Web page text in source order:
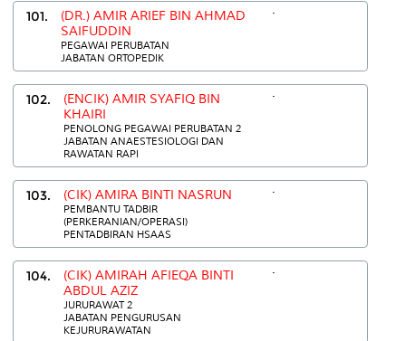
101.
(DR.) AMIR ARIEF BIN AHMAD
SAIFUDDIN
PEGAWAI PERUBATAN
JABATAN ORTOPEDIK
.
102.
(ENCIK) AMIR SYAFIQ BIN
KHAIRI
PENOLONG PEGAWAI PERUBATAN 2
JABATAN ANAESTESIOLOGI DAN
RAWATAN RAPI
.
103. (CIK) AMIRA BINTI NASRUN
PEMBANTU TADBIR
(PERKERANIAN/OPERASI)
PENTADBIRAN HSAAS
.
104.
(CIK) AMIRAH AFIEQA BINTI
ABDUL AZIZ
JURURAWAT 2
JABATAN PENGURUSAN
KEJURURAWATAN
.